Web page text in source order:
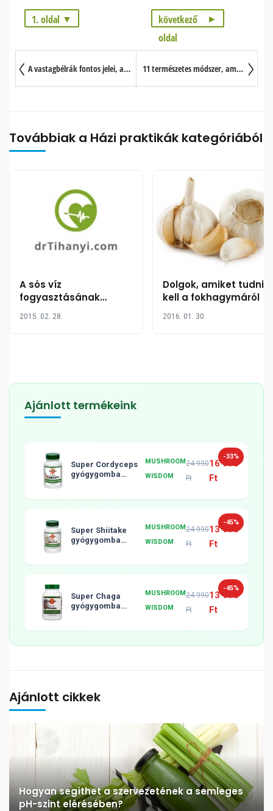
következő
oldal
1. oldal
1. oldal: 9 táplálék, amellyel csökkenthető az agyvérzés kockázata
A vastagbélrák fontos jelei, amiket nem szabad figyelmen kívül hagynia
11 természetes módszer, amellyel enyhíthető a migrén
Továbbiak a Házi praktikák kategóriából
A sós víz
fogyasztásának
pontban
2015. 02. 28.
Dolgok, amiket tudnia
kell a fokhagymáról
2016. 01. 30.
Ajánlott termékeink
-33%
Super Cordyceps
gyógygomba
MUSHROOM
WISDOM
24 990
Ft
16 990
Ft
-45%
Super Shiitake
gyógygomba
MUSHROOM
WISDOM
24 990
Ft
13 990
Ft
-45%
Super Chaga
gyógygomba
MUSHROOM
WISDOM
24 990
Ft
13 990
Ft
Ajánlott cikkek
Hogyan segíthet a szervezetének a semleges
pH-szint elérésében?